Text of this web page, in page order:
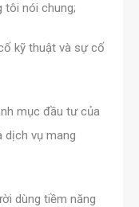
tôi nói chung;
kỹ thuật và sự cố
mục đầu tư của
dịch vụ mang
dùng tiềm năng